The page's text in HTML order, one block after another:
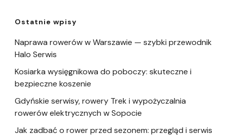
Ostatnie wpisy
Naprawa rowerów w Warszawie — szybki przewodnik
Halo Serwis
Kosiarka wysięgnikowa do poboczy: skuteczne i
bezpieczne koszenie
Gdyńskie serwisy, rowery Trek i wypożyczalnia
rowerów elektrycznych w Sopocie
Jak zadbać o rower przed sezonem: przegląd i serwis